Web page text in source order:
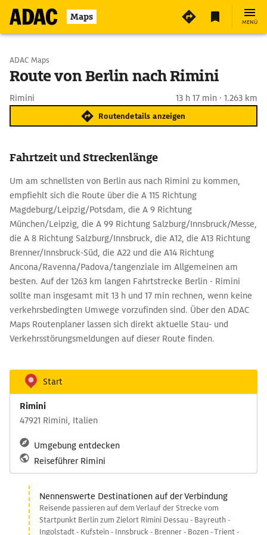
Maps MENÜ
Start wählen
ADAC Maps
Route von Berlin nach Rimini
Rimini 13 h 17 min · 1.263 km
Routendetails anzeigen
Fahrtzeit und Streckenlänge
Um am schnellsten von Berlin aus nach Rimini zu kommen,
empfiehlt sich die Route über die A 115 Richtung
Magdeburg/Leipzig/Potsdam, die A 9 Richtung
München/Leipzig, die A 99 Richtung Salzburg/Innsbruck/Messe,
die A 8 Richtung Salzburg/Innsbruck, die A12, die A13 Richtung
Brenner/Innsbruck-Süd, die A22 und die A14 Richtung
Ancona/Ravenna/Padova/tangenziale im Allgemeinen am
besten. Auf der 1263 km langen Fahrtstrecke Berlin - Rimini
sollte man insgesamt mit 13 h und 17 min rechnen, wenn keine
verkehrsbedingten Umwege vorzufinden sind. Über den ADAC
Maps Routenplaner lassen sich direkt aktuelle Stau- und
Verkehrsstörungsmeldungen auf dieser Route finden.
Start
Rimini
47921 Rimini, Italien
Umgebung entdecken
Reiseführer Rimini
Nennenswerte Destinationen auf der Verbindung
Reisende passieren auf dem Verlauf der Strecke vom
Startpunkt Berlin zum Zielort Rimini Dessau - Bayreuth -
Ingolstadt - Kufstein - Innsbruck - Brenner - Bozen - Trient -